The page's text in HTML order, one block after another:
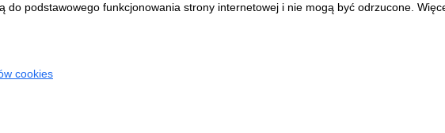
do podstawowego funkcjonowania strony internetowej i nie mogą być odrzucone.
cookies